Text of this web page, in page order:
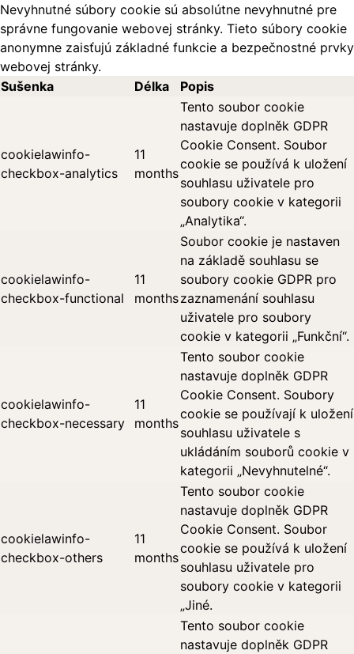
Nevyhnutné súbory cookie sú absolútne nevyhnutné pre
správne fungovanie webovej stránky. Tieto súbory cookie
anonymne zaisťujú základné funkcie a bezpečnostné prvky
webovej stránky.
Sušenka
Délka Popis
cookielawinfo-
checkbox-analytics
11
months
Tento soubor cookie
nastavuje doplněk GDPR
Cookie Consent. Soubor
cookie se používá k uložení
souhlasu uživatele pro
soubory cookie v kategorii
„Analytika“.
cookielawinfo-
checkbox-functional
11
months
Soubor cookie je nastaven
na základě souhlasu se
soubory cookie GDPR pro
zaznamenání souhlasu
uživatele pro soubory
cookie v kategorii „Funkční“.
cookielawinfo-
checkbox-necessary
11
months
Tento soubor cookie
nastavuje doplněk GDPR
Cookie Consent. Soubory
cookie se používají k uložení
souhlasu uživatele s
ukládáním souborů cookie v
kategorii „Nevyhnutelné“.
cookielawinfo-
checkbox-others
11
months
Tento soubor cookie
nastavuje doplněk GDPR
Cookie Consent. Soubor
cookie se používá k uložení
souhlasu uživatele pro
soubory cookie v kategorii
„Jiné.
Tento soubor cookie
nastavuje doplněk GDPR